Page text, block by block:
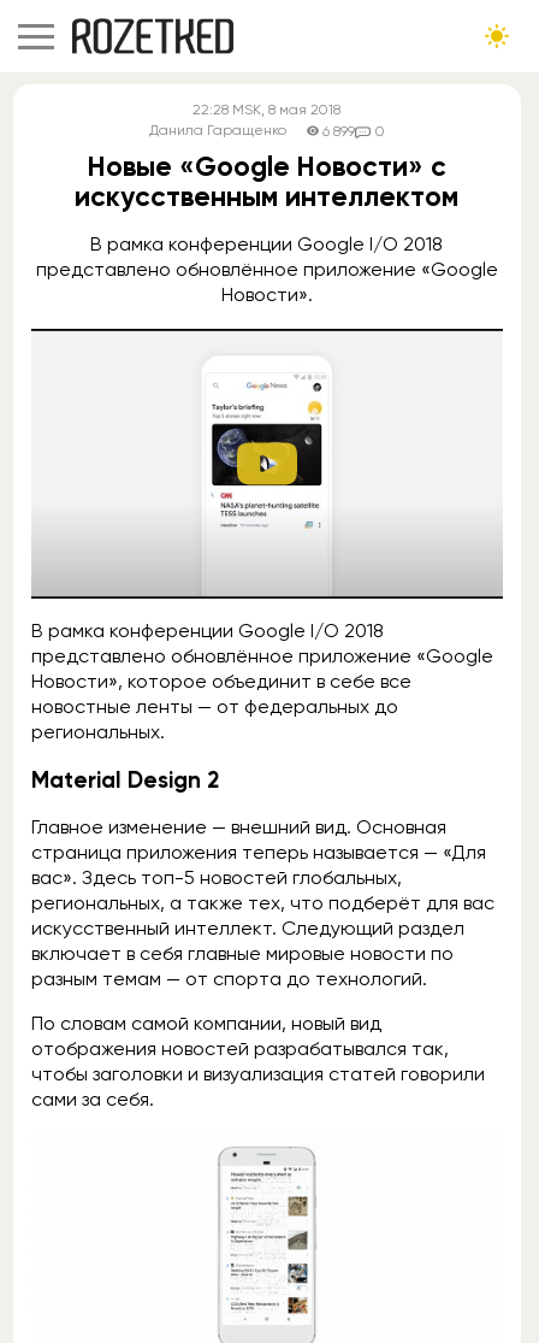
22:28 MSK, 8 мая 2018
Данила Гаращенко
6 899 0
Новые «Google Новости» с
искусственным интеллектом
В рамка конференции Google I/O 2018
представлено обновлённое приложение «Google
Новости».
В рамка конференции Google I/O 2018
представлено обновлённое приложение «Google
Новости», которое объединит в себе все
новостные ленты — от федеральных до
региональных.
Material Design 2
Главное изменение — внешний вид. Основная
страница приложения теперь называется — «Для
вас». Здесь топ-5 новостей глобальных,
региональных, а также тех, что подберёт для вас
искусственный интеллект. Следующий раздел
включает в себя главные мировые новости по
разным темам — от спорта до технологий.
По словам самой компании, новый вид
отображения новостей разрабатывался так,
чтобы заголовки и визуализация статей говорили
сами за себя.